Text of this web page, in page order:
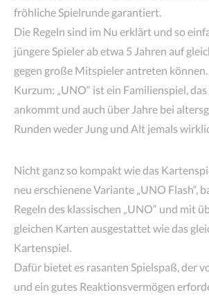
fröhliche Spielrunde garantiert.
Die Regeln sind im Nu erklärt und so
jüngere Spieler ab etwa 5 Jahren auf
gegen große Mitspieler antreten können.
Kurzum: „UNO“ ist ein Familienspiel,
ankommt und auch über Jahre bei
Runden weder Jung und Alt jemals
Nicht ganz so kompakt wie das
neu erschienene Variante „UNO Flash“,
Regeln des klassischen „UNO“ und mit
gleichen Karten ausgestattet wie das
Kartenspiel.
Dafür bietet es rasanten Spielspaß, der
und ein gutes Reaktionsvermögen